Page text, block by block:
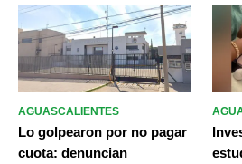
AGUASCALIENTES
Lo golpearon por no pagar
cuota: denuncian